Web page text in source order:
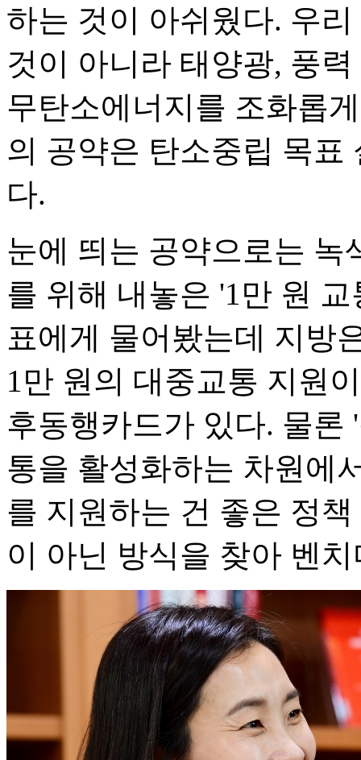
하는 것이 아쉬웠다. 우
것이 아니라 태양광, 풍
무탄소에너지를 조화롭
의 공약은 탄소중립 목표
다.
눈에 띄는 공약으로는 녹
를 위해 내놓은 '1만 원
표에게 물어봤는데 지방
1만 원의 대중교통 지원
후동행카드가 있다. 물론
통을 활성화하는 차원에
를 지원하는 건 좋은 정
이 아닌 방식을 찾아 벤